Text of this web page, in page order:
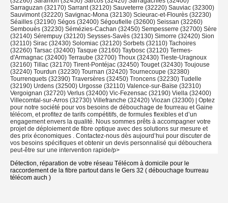
Sarraguzan (32170) Sarrant (32120) Sauveterre (32220) Sauviac (32300)
Sauvimont (32220) Savignac-Mona (32130) Scieurac-et-Flourès (32230)
Séailles (32190) Ségos (32400) Ségoufielle (32600) Seissan (32260)
Sembouès (32230) Sémézies-Cachan (32450) Sempesserre (32700) Sère
(32140) Sérempuy (32120) Seysses-Savès (32130) Simorre (32420) Sion
(32110) Sirac (32430) Solomiac (32120) Sorbets (32110) Tachoires
(32260) Tarsac (32400) Tasque (32160) Taybosc (32120) Termes-
d'Armagnac (32400) Terraube (32700) Thoux (32430) Tieste-Uragnoux
(32160) Tillac (32170) Tirent-Pontéjac (32450) Touget (32430) Toujouse
(32240) Tourdun (32230) Tournan (32420) Tournecoupe (32380)
Tourrenquets (32390) Traversères (32450) Troncens (32230) Tudelle
(32190) Urdens (32500) Urgosse (32110) Valence-sur-Baïse (32310)
Vergoignan (32720) Verlus (32400) Vic-Fezensac (32190) Viella (32400)
Villecomtal-sur-Arros (32730) Villefranche (32420) Viozan (32300) | Optez
pour notre société pour vos besoins de débouchage de fourreau et Gaine
télécom, et profitez de tarifs compétitifs, de formules flexibles et d’un
engagement envers la qualité. Nous sommes prêts à accompagner votre
projet de déploiement de fibre optique avec des solutions sur mesure et
des prix économiques . Contactez-nous dès aujourd’hui pour discuter de
vos besoins spécifiques et obtenir un devis personnalisé qui débouchera
peut-être sur une intervention rapide/p>
Détection, réparation de votre réseau Télécom à domicile pour le
raccordement de la fibre partout dans le Gers 32 ( débouchage fourreau
télécom auch )